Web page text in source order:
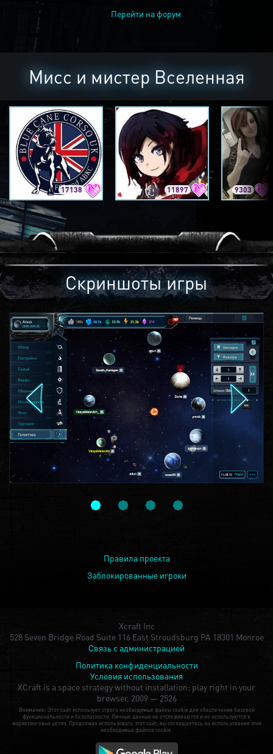
Перейти на форум
Мисс и мистер Вселенная
17138 11897 9303
Скриншоты игры
Правила проекта
Заблокированные игроки
Xcraft Inc
528 Seven Bridge Road Suite 116 East Stroudsburg PA 18301 Monroe
Связь с администрацией
Политика конфиденциальности
Условия использования
XCraft is a space strategy without installation: play right in your
browser. 2009 — 2526
Внимание: Этот сайт использует строго необходимые файлы cookie для обеспечения базовой
функциональности и безопасности. Личные данные не отслеживаются и не используются в
маркетинговых целях. Продолжая использовать этот сайт, вы соглашаетесь на использование этих
необходимых файлов cookie.